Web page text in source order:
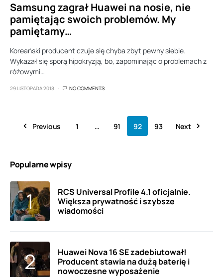
Samsung zagrał Huawei na nosie, nie
pamiętając swoich problemów. My
pamiętamy…
Koreański producent czuje się chyba zbyt pewny siebie.
Wykazał się sporą hipokryzją, bo, zapominając o problemach z
różowymi…
29 LISTOPADA 2018 NO COMMENTS
Previous 1 … 91 92 93 Next
Popularne wpisy
RCS Universal Profile 4.1 oficjalnie.
Większa prywatność i szybsze
wiadomości
Huawei Nova 16 SE zadebiutował!
Producent stawia na dużą baterię i
nowoczesne wyposażenie